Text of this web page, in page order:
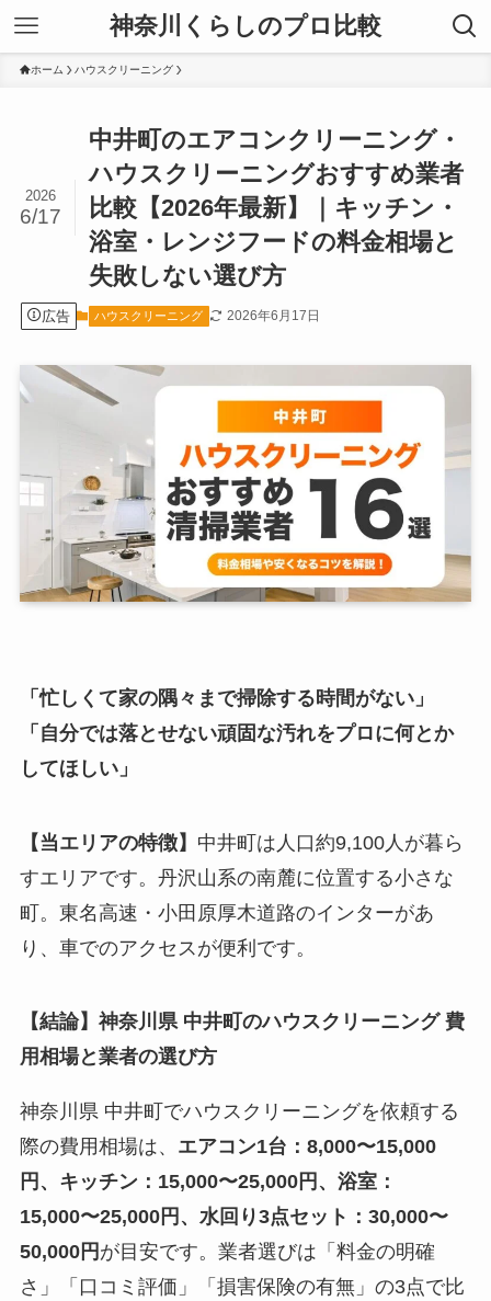
神奈川くらしのプロ比較
ホーム ハウスクリーニング
中井町のエアコンクリーニング・
ハウスクリーニングおすすめ業者
比較【2026年最新】｜キッチン・
浴室・レンジフードの料金相場と
失敗しない選び方
2026
6/17
広告 ハウスクリーニング 2026年6月17日
「忙しくて家の隅々まで掃除する時間がない」
「自分では落とせない頑固な汚れをプロに何とか
してほしい」
【当エリアの特徴】 中井町は人口約9,100人が暮ら
すエリアです。丹沢山系の南麓に位置する小さな
町。東名高速・小田原厚木道路のインターがあ
り、車でのアクセスが便利です。
【結論】神奈川県 中井町のハウスクリーニング 費
用相場と業者の選び方
神奈川県 中井町でハウスクリーニングを依頼する
際の費用相場は、 エアコン1台：8,000〜15,000
円、キッチン：15,000〜25,000円、浴室：
15,000〜25,000円、水回り3点セット：30,000〜
50,000円 が目安です。業者選びは「料金の明確
さ」「口コミ評価」「損害保険の有無」の3点で比